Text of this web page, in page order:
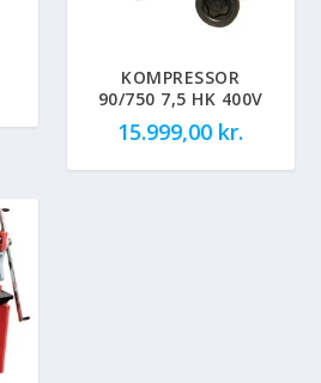
KOMPRESSOR
90/750 7,5 HK 400V
15.999,00 kr.